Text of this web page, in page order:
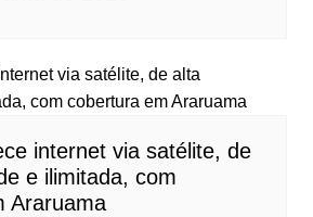
internet via satélite, de
e ilimitada, com
Araruama